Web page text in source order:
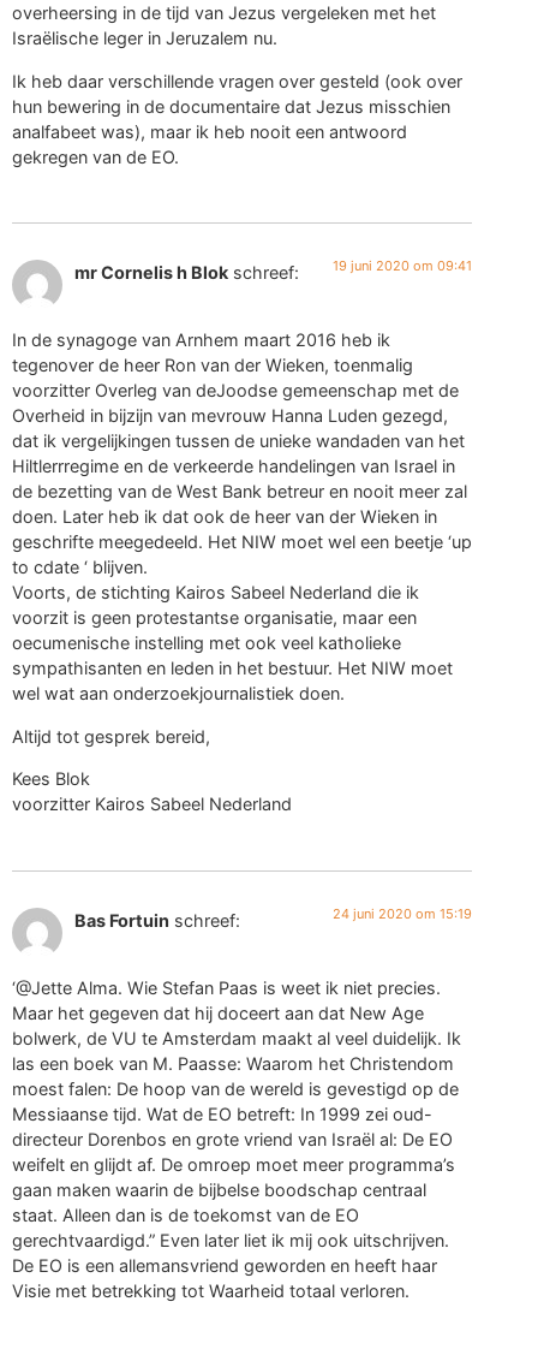
overheersing in de tijd van Jezus vergeleken met het
Israëlische leger in Jeruzalem nu.
Ik heb daar verschillende vragen over gesteld (ook over
hun bewering in de documentaire dat Jezus misschien
analfabeet was), maar ik heb nooit een antwoord
gekregen van de EO.
mr Cornelis h Blok schreef: 19 juni 2020 om 09:41
In de synagoge van Arnhem maart 2016 heb ik
tegenover de heer Ron van der Wieken, toenmalig
voorzitter Overleg van deJoodse gemeenschap met de
Overheid in bijzijn van mevrouw Hanna Luden gezegd,
dat ik vergelijkingen tussen de unieke wandaden van het
Hiltlerrregime en de verkeerde handelingen van Israel in
de bezetting van de West Bank betreur en nooit meer zal
doen. Later heb ik dat ook de heer van der Wieken in
geschrifte meegedeeld. Het NIW moet wel een beetje ‘up
to cdate ‘ blijven.
Voorts, de stichting Kairos Sabeel Nederland die ik
voorzit is geen protestantse organisatie, maar een
oecumenische instelling met ook veel katholieke
sympathisanten en leden in het bestuur. Het NIW moet
wel wat aan onderzoekjournalistiek doen.
Altijd tot gesprek bereid,
Kees Blok
voorzitter Kairos Sabeel Nederland
Bas Fortuin schreef: 24 juni 2020 om 15:19
‘@Jette Alma. Wie Stefan Paas is weet ik niet precies.
Maar het gegeven dat hij doceert aan dat New Age
bolwerk, de VU te Amsterdam maakt al veel duidelijk. Ik
las een boek van M. Paasse: Waarom het Christendom
moest falen: De hoop van de wereld is gevestigd op de
Messiaanse tijd. Wat de EO betreft: In 1999 zei oud-
directeur Dorenbos en grote vriend van Israël al: De EO
weifelt en glijdt af. De omroep moet meer programma’s
gaan maken waarin de bijbelse boodschap centraal
staat. Alleen dan is de toekomst van de EO
gerechtvaardigd.” Even later liet ik mij ook uitschrijven.
De EO is een allemansvriend geworden en heeft haar
Visie met betrekking tot Waarheid totaal verloren.